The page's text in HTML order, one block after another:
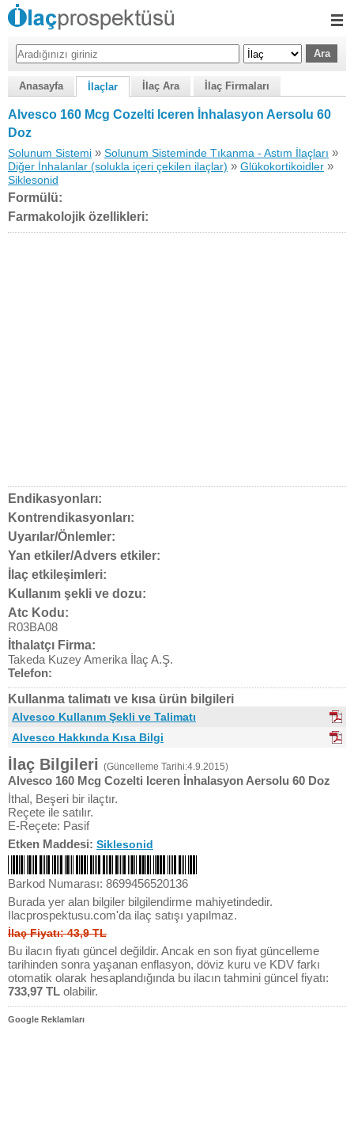
Anasayfa İlaçlar İlaç Ara İlaç Firmaları
Alvesco 160 Mcg Cozelti Iceren İnhalasyon Aersolu 60
Doz
Solunum Sistemi » Solunum Sisteminde Tıkanma - Astım İlaçları »
Diğer İnhalanlar (solukla içeri çekilen ilaçlar) » Glükokortikoidler »
Siklesonid
Formülü:
Farmakolojik özellikleri:
Endikasyonları:
Kontrendikasyonları:
Uyarılar/Önlemler:
Yan etkiler/Advers etkiler:
İlaç etkileşimleri:
Kullanım şekli ve dozu:
Atc Kodu:
R03BA08
İthalatçı Firma:
Takeda Kuzey Amerika İlaç A.Ş.
Telefon:
Kullanma talimatı ve kısa ürün bilgileri
Alvesco Kullanım Şekli ve Talimatı
Alvesco Hakkında Kısa Bilgi
İlaç Bilgileri (Güncelleme Tarihi:4.9.2015)
Alvesco 160 Mcg Cozelti Iceren İnhalasyon Aersolu 60 Doz
İthal, Beşeri bir ilaçtır.
Reçete ile satılır.
E-Reçete: Pasif
Etken Maddesi: Siklesonid
Barkod Numarası: 8699456520136
Burada yer alan bilgiler bilgilendirme mahiyetindedir.
Ilacprospektusu.com'da ilaç satışı yapılmaz.
İlaç Fiyatı: 43,9 TL
Bu ilacın fiyatı güncel değildir. Ancak en son fiyat güncelleme
tarihinden sonra yaşanan enflasyon, döviz kuru ve KDV farkı
otomatik olarak hesaplandığında bu ilacın tahmini güncel fiyatı:
733,97 TL olabilir.
Google Reklamları